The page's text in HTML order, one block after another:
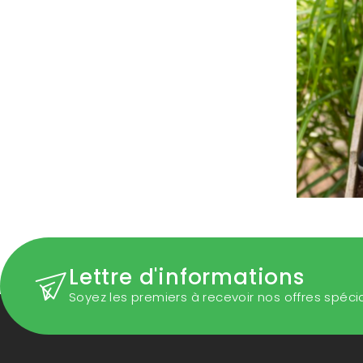
Lettre d'informations
Soyez les premiers à recevoir nos offres